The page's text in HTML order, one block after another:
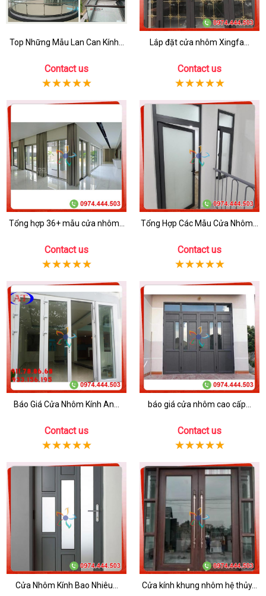
Top Những Mẫu Lan Can Kính...
Contact us
Lắp đặt cửa nhôm Xingfa...
Contact us
Tổng hợp 36+ mẫu cửa nhôm...
Contact us
Tổng Hợp Các Mẫu Cửa Nhôm...
Contact us
Báo Giá Cửa Nhôm Kính An...
Contact us
báo giá cửa nhôm cao cấp...
Contact us
Cửa Nhôm Kính Bao Nhiêu... Cửa kính khung nhôm hệ thủy...